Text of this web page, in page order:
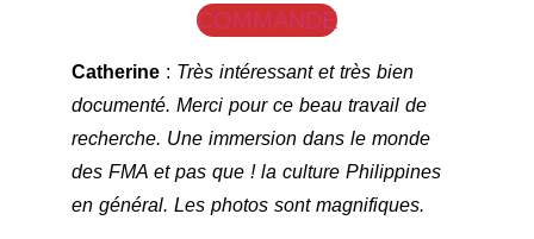
COMMANDE
Catherine : Très intéressant et très bien
documenté. Merci pour ce beau travail de
recherche. Une immersion dans le monde
des FMA et pas que ! la culture Philippines
en général. Les photos sont magnifiques.